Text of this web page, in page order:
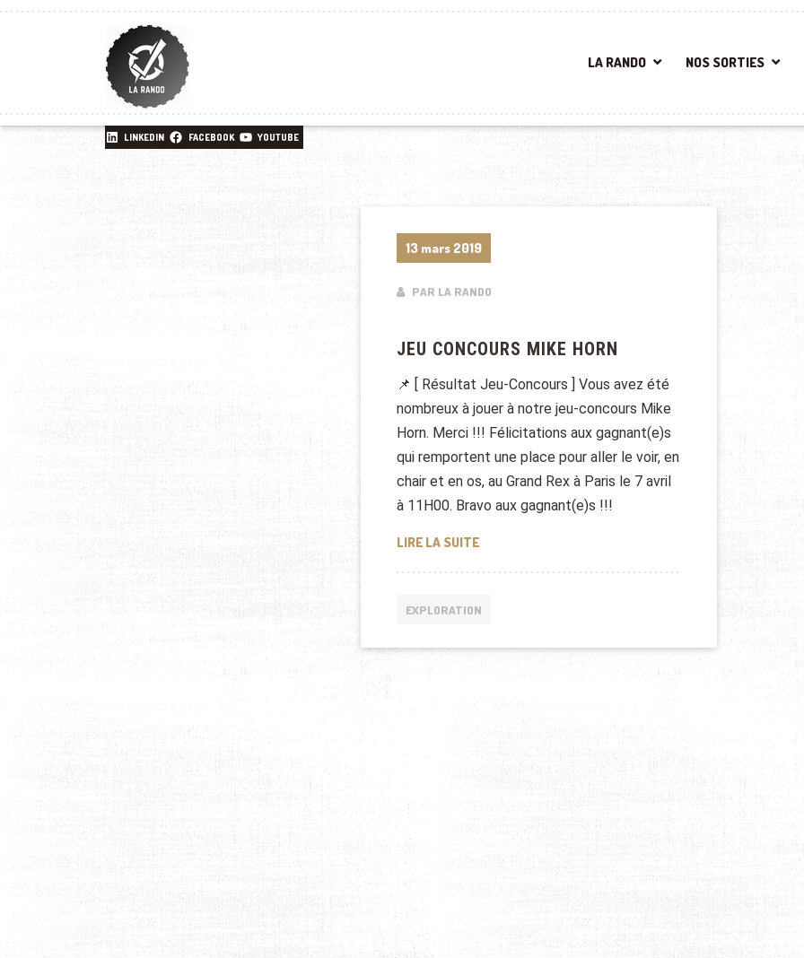
LA RANDO NOS SORTIES
LINKEDIN FACEBOOK YOUTUBE
13 mars 2019
PAR LA RANDO
JEU CONCOURS MIKE HORN
📌 [ Résultat Jeu-Concours ] Vous avez été
nombreux à jouer à notre jeu-concours Mike
Horn. Merci !!! Félicitations aux gagnant(e)s
qui remportent une place pour aller le voir, en
chair et en os, au Grand Rex à Paris le 7 avril
à 11H00. Bravo aux gagnant(e)s !!!
LIRE LA SUITEJEU CONCOURS MIKE HORN
EXPLORATION